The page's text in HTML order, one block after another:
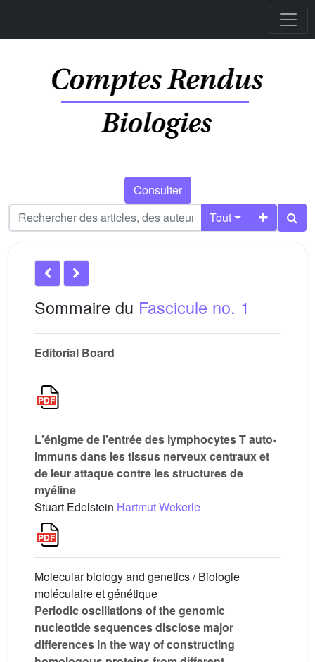
Consulter
Tout
Sommaire du Fascicule no. 1
Editorial Board
L'énigme de l'entrée des lymphocytes T auto-
immuns dans les tissus nerveux centraux et
de leur attaque contre les structures de
myéline
Stuart Edelstein Hartmut Wekerle
Molecular biology and genetics / Biologie
moléculaire et génétique
Periodic oscillations of the genomic
nucleotide sequences disclose major
differences in the way of constructing